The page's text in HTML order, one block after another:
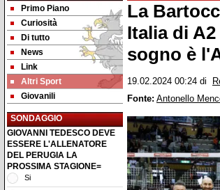
Primo Piano
Curiosità
Di tutto
News
Link
Altri Sport
Giovanili
SONDAGGIO
GIOVANNI TEDESCO DEVE
ESSERE L'ALLENATORE
DEL PERUGIA LA
PROSSIMA STAGIONE=
Si
La
Italia di
sogno è
19.02.2024 00:24 di
Fonte: Antonello